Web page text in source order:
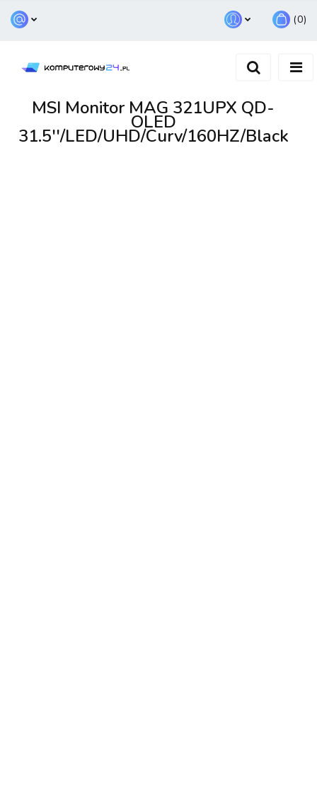
Zarejestruj się
(0)
MSI Monitor MAG 321UPX QD-
OLED
31.5''/LED/UHD/Curv/160HZ/Black